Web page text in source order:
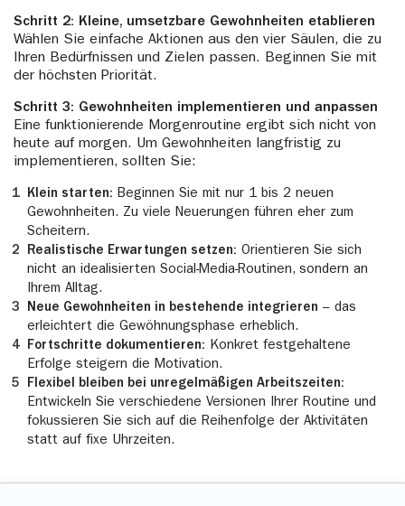
Schritt 2: Kleine, umsetzbare Gewohnheiten etablieren
Wählen Sie einfache Aktionen aus den vier Säulen, die zu
Ihren Bedürfnissen und Zielen passen. Beginnen Sie mit
der höchsten Priorität.
Schritt 3: Gewohnheiten implementieren und anpassen
Eine funktionierende Morgenroutine ergibt sich nicht von
heute auf morgen. Um Gewohnheiten langfristig zu
implementieren, sollten Sie:
Klein starten: Beginnen Sie mit nur 1 bis 2 neuen
Gewohnheiten. Zu viele Neuerungen führen eher zum
Scheitern.
Realistische Erwartungen setzen: Orientieren Sie sich
nicht an idealisierten Social-Media-Routinen, sondern an
Ihrem Alltag.
Neue Gewohnheiten in bestehende integrieren – das
erleichtert die Gewöhnungsphase erheblich.
Fortschritte dokumentieren: Konkret festgehaltene
Erfolge steigern die Motivation.
Flexibel bleiben bei unregelmäßigen Arbeitszeiten:
Entwickeln Sie verschiedene Versionen Ihrer Routine und
fokussieren Sie sich auf die Reihenfolge der Aktivitäten
statt auf fixe Uhrzeiten.